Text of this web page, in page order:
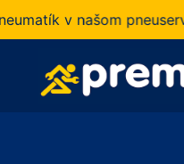
v našom pneuservise.